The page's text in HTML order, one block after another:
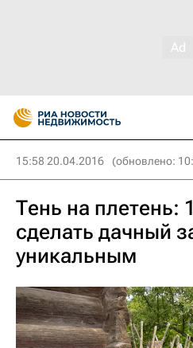
15:58 20.04.2016 (обновлено:
Тень на плетень:
сделать дачный
уникальным